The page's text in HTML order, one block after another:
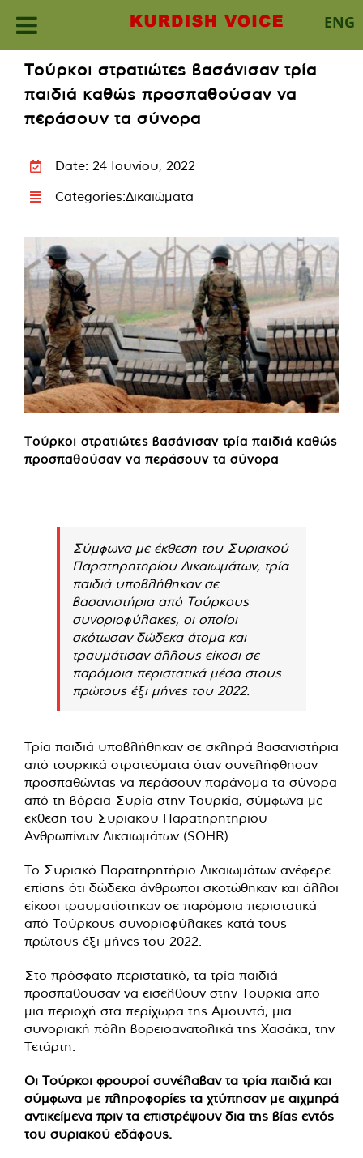
ENG
content
Τούρκοι στρατιώτες βασάνισαν τρία
παιδιά καθώς προσπαθούσαν να
περάσουν τα σύνορα
Date: 24 Ιουνίου, 2022
Categories:Δικαιώματα
Τούρκοι στρατιώτες βασάνισαν τρία παιδιά καθώς
προσπαθούσαν να περάσουν τα σύνορα
Σύμφωνα με έκθεση του Συριακού
Παρατηρητηρίου Δικαιωμάτων, τρία
παιδιά υποβλήθηκαν σε
βασανιστήρια από Τούρκους
συνοριοφύλακες, οι οποίοι
σκότωσαν δώδεκα άτομα και
τραυμάτισαν άλλους είκοσι σε
παρόμοια περιστατικά μέσα στους
πρώτους έξι μήνες του 2022.
Τρία παιδιά υποβλήθηκαν σε σκληρά βασανιστήρια
από τουρκικά στρατεύματα όταν συνελήφθησαν
προσπαθώντας να περάσουν παράνομα τα σύνορα
από τη βόρεια Συρία στην Τουρκία, σύμφωνα με
έκθεση του Συριακού Παρατηρητηρίου
Ανθρωπίνων Δικαιωμάτων (SOHR).
Το Συριακό Παρατηρητήριο Δικαιωμάτων ανέφερε
επίσης ότι δώδεκα άνθρωποι σκοτώθηκαν και άλλοι
είκοσι τραυματίστηκαν σε παρόμοια περιστατικά
από Τούρκους συνοριοφύλακες κατά τους
πρώτους έξι μήνες του 2022.
Στο πρόσφατο περιστατικό, τα τρία παιδιά
προσπαθούσαν να εισέλθουν στην Τουρκία από
μια περιοχή στα περίχωρα της Αμουντά, μια
συνοριακή πόλη βορειοανατολικά της Χασάκα, την
Τετάρτη.
Οι Τούρκοι φρουροί συνέλαβαν τα τρία παιδιά και
σύμφωνα με πληροφορίες τα χτύπησαν με αιχμηρά
αντικείμενα πριν τα επιστρέψουν δια της βίας εντός
του συριακού εδάφους.